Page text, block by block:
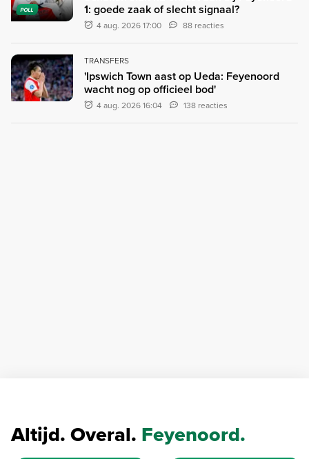
POLL
1: goede zaak of slecht signaal?
4 aug. 2026 17:00 88 reacties
TRANSFERS
'Ipswich Town aast op Ueda: Feyenoord
wacht nog op officieel bod'
4 aug. 2026 16:04 138 reacties
Altijd. Overal. Feyenoord.